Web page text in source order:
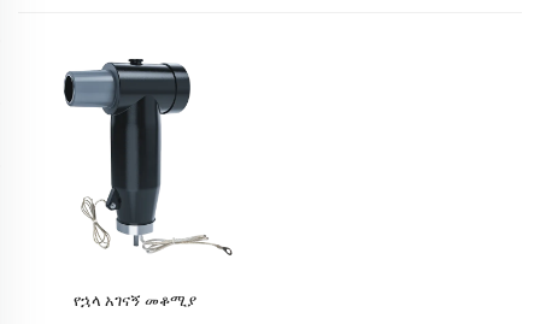
የኋላ አገናኝ መቆሚያ